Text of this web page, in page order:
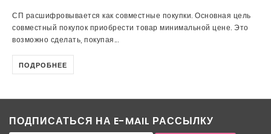
СП расшифровывается как совместные покупки. Основная цель
совместный покупок приобрести товар минимальной цене. Это
возможно сделать, покупая...
ПОДРОБНЕЕ
ПОДПИСАТЬСЯ НА E-MAIL РАССЫЛКУ